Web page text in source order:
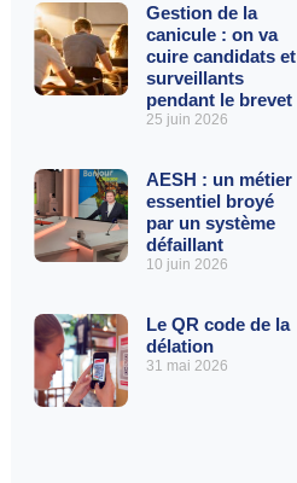
Gestion de la
canicule : on va
cuire candidats et
surveillants
pendant le brevet
25 juin 2026
AESH : un métier
essentiel broyé
par un système
défaillant
10 juin 2026
Le QR code de la
délation
31 mai 2026